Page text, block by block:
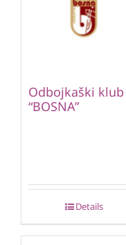
Odbojkaški klub
“BOSNA”
Details